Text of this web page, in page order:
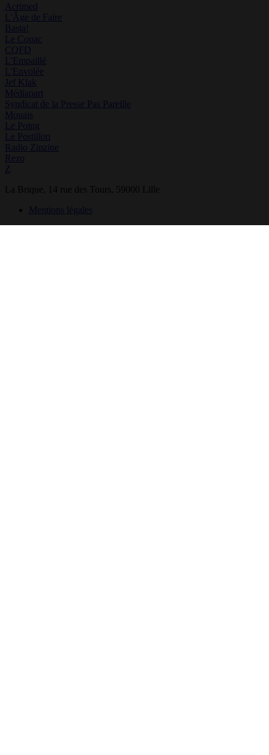
Acrimed
L'Âge de Faire
Basta!
Le Couac
CQFD
L'Empaillé
L'Envolée
Jef Klak
Médiapart
Syndicat de la Presse Pas Pareille
Mouais
Le Poing
Le Postillon
Radio Zinzine
Rezo
Z
La Brique, 14 rue des Tours, 59000 Lille
Mentions légales